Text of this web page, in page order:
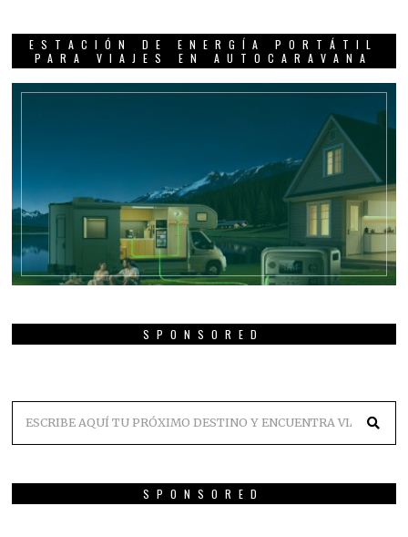
ESTACIÓN DE ENERGÍA PORTÁTIL
PARA VIAJES EN AUTOCARAVANA
SPONSORED
SPONSORED